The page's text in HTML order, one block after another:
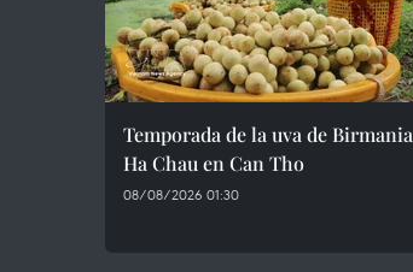
Temporada de la uva de Birmania
Ha Chau en Can Tho
08/08/2026 01:30